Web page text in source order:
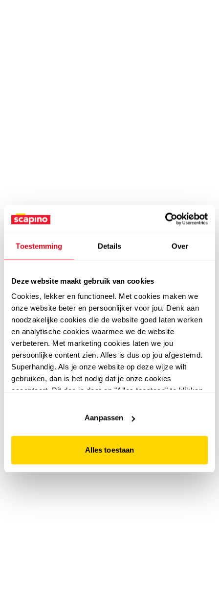
Toestemming Details Over
Deze website maakt gebruik van cookies
Cookies, lekker en functioneel. Met cookies maken we
onze website beter en persoonlijker voor jou. Denk aan
noodzakelijke cookies die de website goed laten werken
en analytische cookies waarmee we de website
verbeteren. Met marketing cookies laten we jou
persoonlijke content zien. Alles is dus op jou afgestemd.
Superhandig. Als je onze website op deze wijze wilt
gebruiken, dan is het nodig dat je onze cookies
accepteert. Dit doe je door op "Alles toestaan" te klikken.
website niet optimaal functioneert.
Aanpassen
Alles toestaan